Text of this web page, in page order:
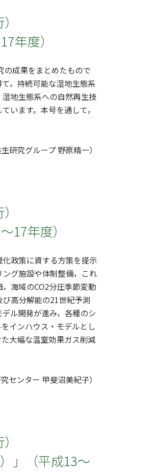
年度）
成果をまとめたもので
，持続可能な湿地生態系
地生態系への自然再生技
います。本号を通して，
研究グループ 野原精一）
17年度）
政策に資する方策を提示
グ施設や体制整備，これ
海域のCO2分圧季節変動
高分解能の21世紀予測
ル開発が進み，各種のシ
インハウス・モデルとし
大幅な温室効果ガス削減
センター 甲斐沼美紀子）
」（平成13～